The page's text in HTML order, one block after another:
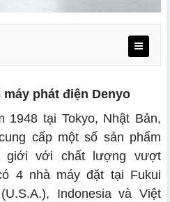
phát điện Denyo
tại Tokyo, Nhật Bản,
cấp một số sản phẩm
giới với chất lượng vượt
4 nhà máy đặt tại Fukui
Indonesia và Việt